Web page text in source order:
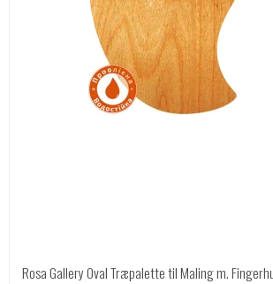
Rosa Gallery Oval Træpalette til Maling m.